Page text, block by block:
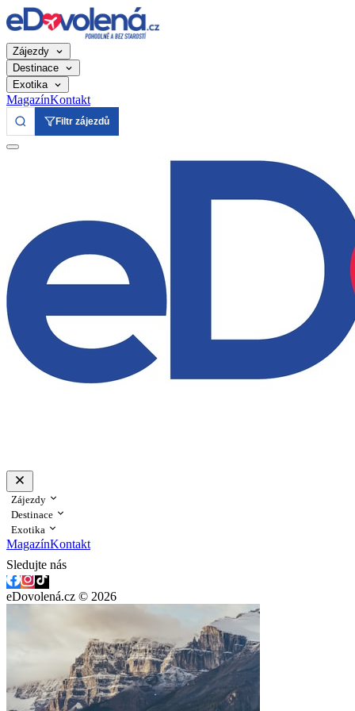
Zájezdy
Destinace
Exotika
MagazínKontakt
Filtr zájezdů
Zájezdy
Destinace
Exotika
MagazínKontakt
Sledujte nás
eDovolená.cz © 2026